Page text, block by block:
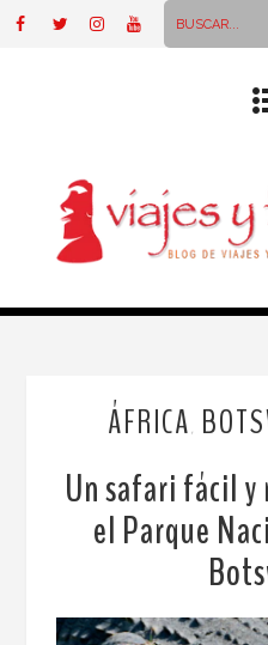
ÁFRICA
Un safari fácil y
el Parque